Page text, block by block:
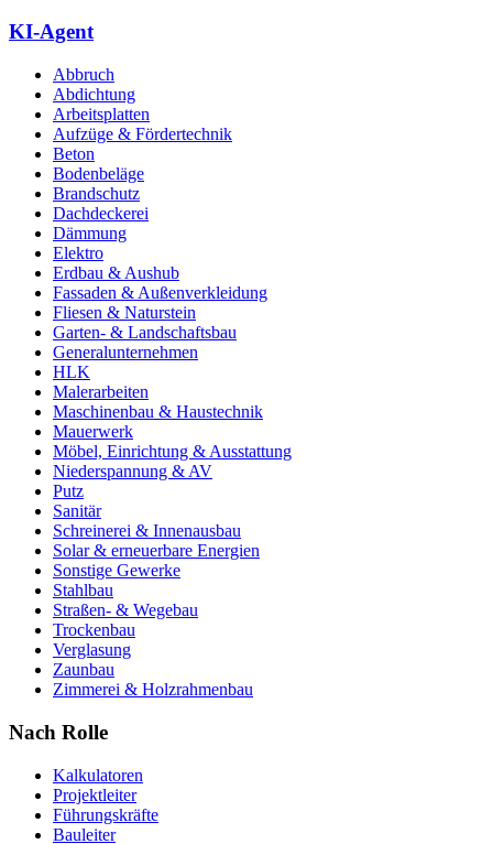
KI-Agent
Abbruch
Abdichtung
Arbeitsplatten
Aufzüge & Fördertechnik
Beton
Bodenbeläge
Brandschutz
Dachdeckerei
Dämmung
Elektro
Erdbau & Aushub
Fassaden & Außenverkleidung
Fliesen & Naturstein
Garten- & Landschaftsbau
Generalunternehmen
HLK
Malerarbeiten
Maschinenbau & Haustechnik
Mauerwerk
Möbel, Einrichtung & Ausstattung
Niederspannung & AV
Putz
Sanitär
Schreinerei & Innenausbau
Solar & erneuerbare Energien
Sonstige Gewerke
Stahlbau
Straßen- & Wegebau
Trockenbau
Verglasung
Zaunbau
Zimmerei & Holzrahmenbau
Nach Rolle
Kalkulatoren
Projektleiter
Führungskräfte
Bauleiter